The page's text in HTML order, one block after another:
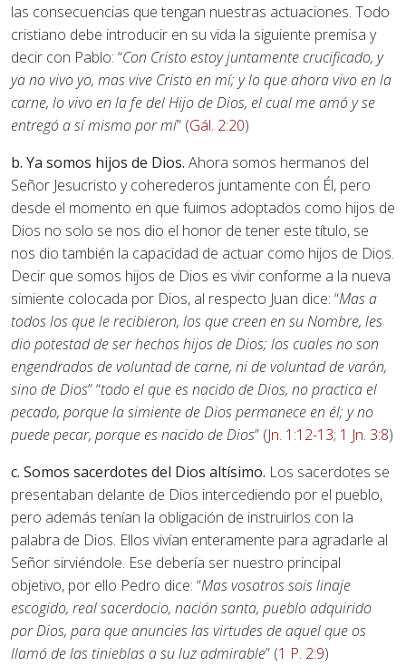
las consecuencias que tengan nuestras actuaciones. Todo
cristiano debe introducir en su vida la siguiente premisa y
decir con Pablo: “Con Cristo estoy juntamente crucificado, y
ya no vivo yo, mas vive Cristo en mí; y lo que ahora vivo en la
carne, lo vivo en la fe del Hijo de Dios, el cual me amó y se
entregó a sí mismo por mí” (Gál. 2:20)
b. Ya somos hijos de Dios. Ahora somos hermanos del
Señor Jesucristo y coherederos juntamente con Él, pero
desde el momento en que fuimos adoptados como hijos de
Dios no solo se nos dio el honor de tener este título, se
nos dio también la capacidad de actuar como hijos de Dios.
Decir que somos hijos de Dios es vivir conforme a la nueva
simiente colocada por Dios, al respecto Juan dice: “Mas a
todos los que le recibieron, los que creen en su Nombre, les
dio potestad de ser hechos hijos de Dios; los cuales no son
engendrados de voluntad de carne, ni de voluntad de varón,
sino de Dios” “todo el que es nacido de Dios, no practica el
pecado, porque la simiente de Dios permanece en él; y no
puede pecar, porque es nacido de Dios” (Jn. 1:12-13; 1 Jn. 3:8)
c. Somos sacerdotes del Dios altísimo. Los sacerdotes se
presentaban delante de Dios intercediendo por el pueblo,
pero además tenían la obligación de instruirlos con la
palabra de Dios. Ellos vivían enteramente para agradarle al
Señor sirviéndole. Ese debería ser nuestro principal
objetivo, por ello Pedro dice: “Mas vosotros sois linaje
escogido, real sacerdocio, nación santa, pueblo adquirido
por Dios, para que anuncies las virtudes de aquel que os
llamó de las tinieblas a su luz admirable” (1 P. 2:9)